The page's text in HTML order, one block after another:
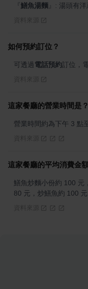
鱔魚湯麵 : 湯頭有洋
如何預約訂位？
可透過電話預約訂位，
這家餐廳的營業時間是？
營業時間約為下午 3 點
這家餐廳的平均消費金
鱔魚炒麵小份約 100 元
80 元，炒鱔魚約 100 元